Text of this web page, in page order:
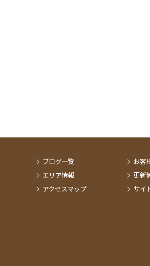
ブログ一覧
エリア情報
アクセスマップ
お客
更新
サイ